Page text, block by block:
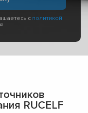
с политикой
RUCELF